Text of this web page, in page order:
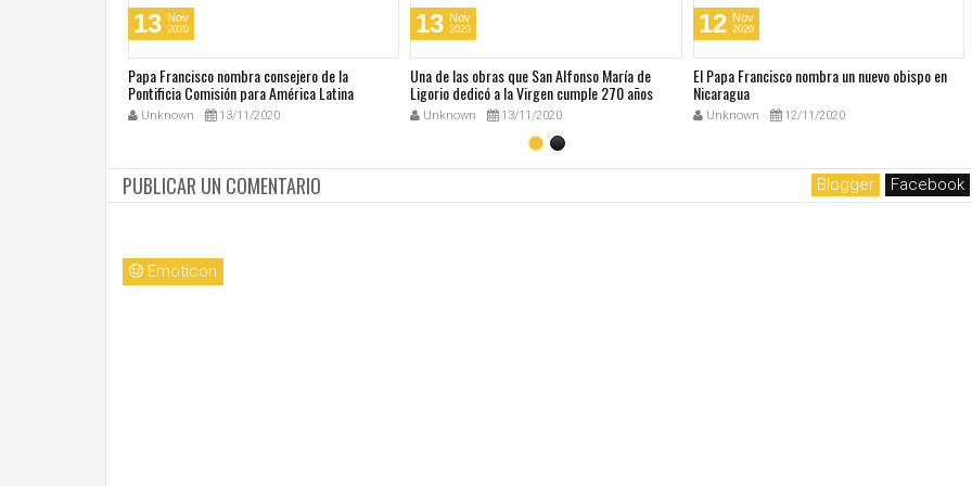
13 Nov
2020
Papa Francisco nombra consejero de la
Pontificia Comisión para América Latina
Unknown 13/11/2020
13 Nov
2020
Una de las obras que San Alfonso María de
Ligorio dedicó a la Virgen cumple 270 años
Unknown 13/11/2020
12 Nov
2020
El Papa Francisco nombra un nuevo obispo en
Nicaragua
Unknown 12/11/2020
PUBLICAR UN COMENTARIO Blogger Facebook
Emoticon